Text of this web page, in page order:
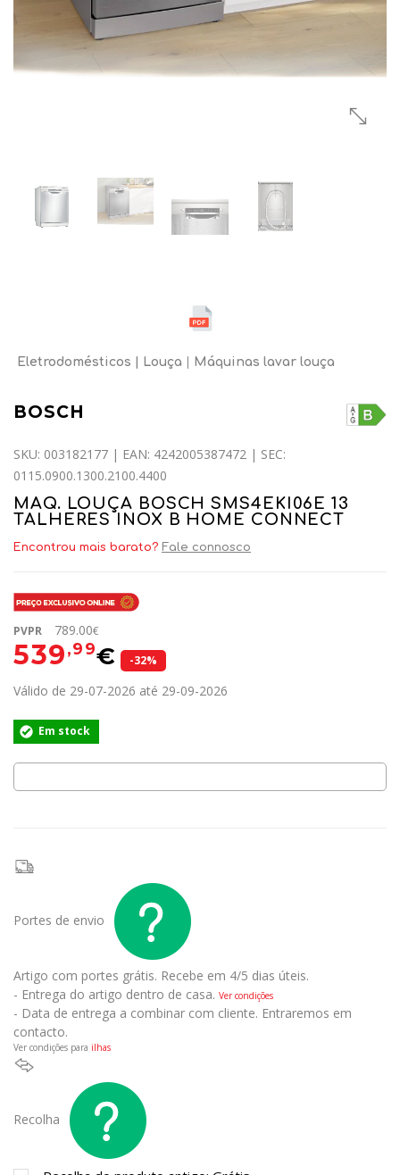
Eletrodomésticos Louça Máquinas lavar louça
BOSCH
SKU: 003182177 | EAN: 4242005387472 | SEC:
0115.0900.1300.2100.4400
MAQ. LOUÇA BOSCH SMS4EKI06E 13
TALHERES INOX B HOME CONNECT
Encontrou mais barato? Fale connosco
PVPR 789.00€
539,99€ -32%
Válido de 29-07-2026 até 29-09-2026
Em stock
Portes de envio
Artigo com portes grátis. Recebe em 4/5 dias úteis.
- Entrega do artigo dentro de casa. Ver condições
- Data de entrega a combinar com cliente. Entraremos em
contacto.
Ver condições para ilhas
Recolha